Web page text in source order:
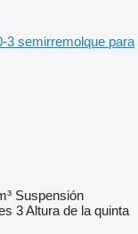
3 semirremolque para
Suspensión
3Altura de la quinta